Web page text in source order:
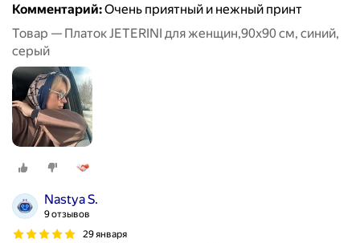
Комментарий:Очень приятный и нежный принт
Товар — Платок JETERINI для женщин,90х90 см, синий,
серый
Nastya S.
9 отзывов
29 января